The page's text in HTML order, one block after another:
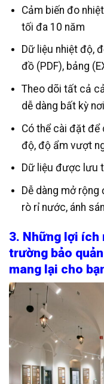
Cảm biến đo
tối đa 10 năm
Dữ liệu nhiệt độ,
đồ (PDF), bảng
Theo dõi tất cả
dễ dàng bất kỳ
Có thể cài đặt để
độ, độ ẩm vượt
Dữ liệu được lưu
Dễ dàng mở
rò rỉ nước, ánh
3. Những lợi ích
trường bảo
mang lại cho